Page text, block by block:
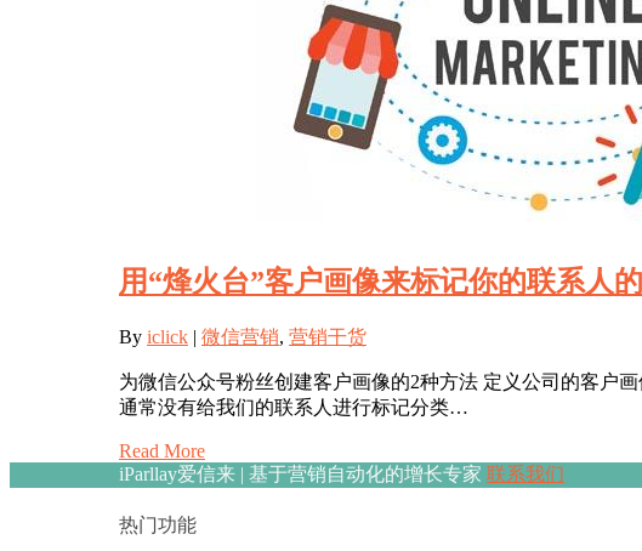
用“烽火台”客户画像来标记你的联系人
By iclick | 微信营销, 营销干货
为微信公众号粉丝创建客户画像的2种方法 定义公司的客户
通常没有给我们的联系人进行标记分类…
Read More
iParllay爱信来 | 基于营销自动化的增长专家 联系我们
热门功能